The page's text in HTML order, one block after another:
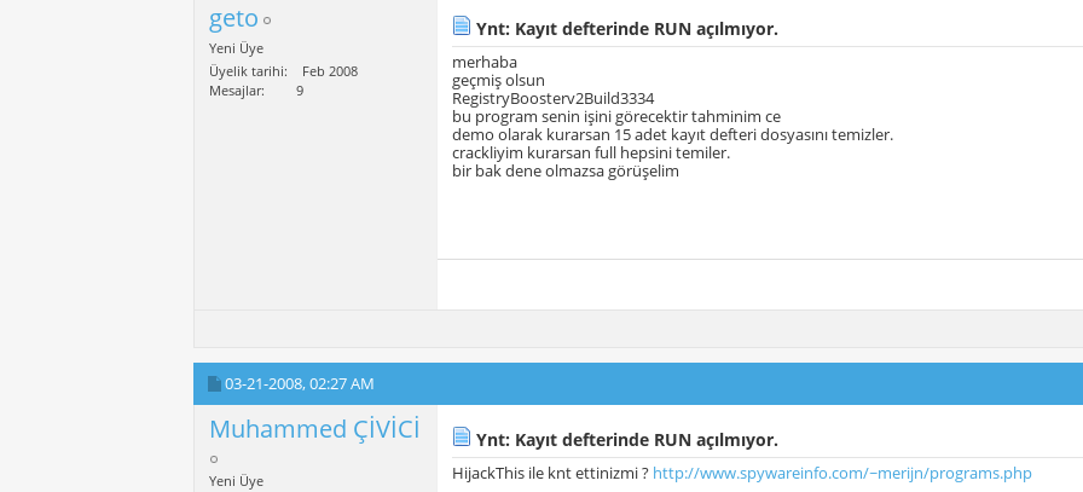
geto
Yeni Üye
Üyelik tarihi
Feb 2008
Mesajlar
9
Ynt: Kayıt defterinde RUN açılmıyor.
merhaba
geçmiş olsun
RegistryBoosterv2Build3334
bu program senin işini görecektir tahminim ce
demo olarak kurarsan 15 adet kayıt defteri dosyasını temizler.
crackliyim kurarsan full hepsini temiler.
bir bak dene olmazsa görüşelim
03-21-2008,02:27 AM
Muhammed ÇİVİCİ
Yeni Üye
Ynt: Kayıt defterinde RUN açılmıyor.
HijackThis ile knt ettinizmi ? http://www.spywareinfo.com/~merijn/programs.php